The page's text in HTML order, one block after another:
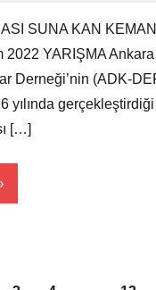
SUNA KAN
2022 YARIŞMA
Derneği’nin (ADK-
yılında
[…]